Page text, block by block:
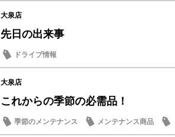
大泉店
先日の出来事
ドライブ情報
大泉店
これからの季節の必需品！
季節のメンテナンス メンテナンス商品